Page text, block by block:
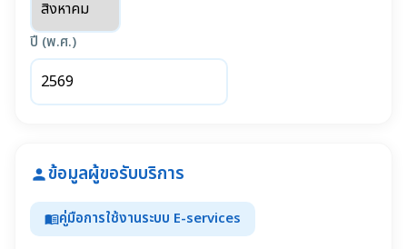
ปี (พ.ศ.)
personข้อมูลผู้ขอรับบริการ
menu_bookคู่มือการใช้งานระบบ E-services